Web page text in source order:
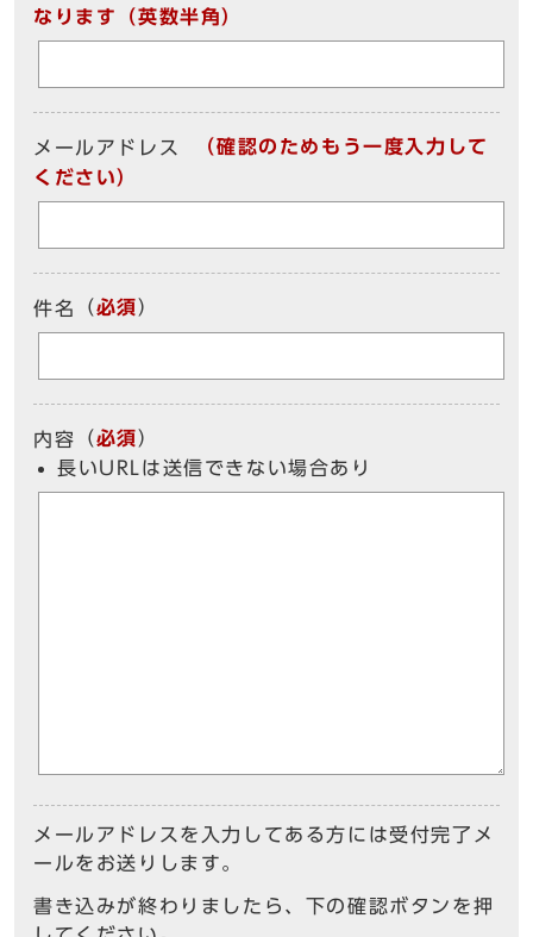
なります（英数半角）
メールアドレス
（確認のためもう一度入力して
ください）
件名 （必須）
内容 （必須）
長いURLは送信できない場合あり
メールアドレスを入力してある方には受付完了メ
ールをお送りします。
書き込みが終わりましたら、下の確認ボタンを押